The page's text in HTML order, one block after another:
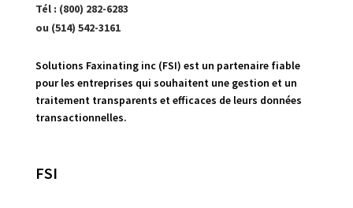
Tél : (800) 282-6283
ou (514) 542-3161
Solutions Faxinating inc (FSI) est un partenaire fiable
pour les entreprises qui souhaitent une gestion et un
traitement transparents et efficaces de leurs données
transactionnelles.
FSI